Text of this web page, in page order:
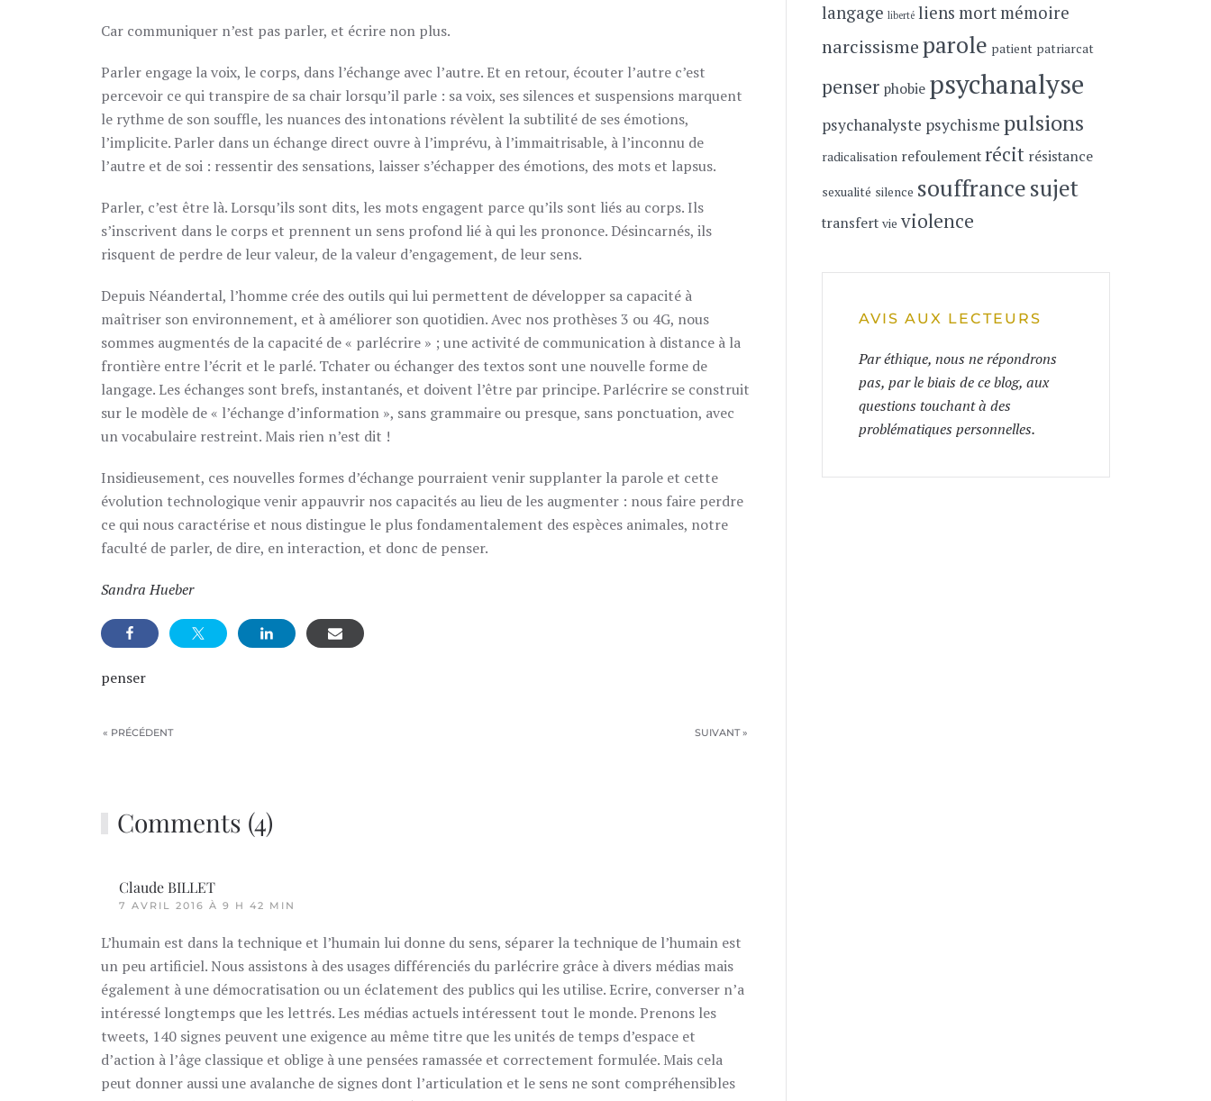
Car communiquer n’est pas parler, et écrire non plus.
Parler engage la voix, le corps, dans l’échange avec l’autre. Et en retour, écouter l’autre c’est
percevoir ce qui transpire de sa chair lorsqu’il parle : sa voix, ses silences et suspensions marquent
le rythme de son souffle, les nuances des intonations révèlent la subtilité de ses émotions,
l’implicite. Parler dans un échange direct ouvre à l’imprévu, à l’immaitrisable, à l’inconnu de
l’autre et de soi : ressentir des sensations, laisser s’échapper des émotions, des mots et lapsus.
Parler, c’est être là. Lorsqu’ils sont dits, les mots engagent parce qu’ils sont liés au corps. Ils
s’inscrivent dans le corps et prennent un sens profond lié à qui les prononce. Désincarnés, ils
risquent de perdre de leur valeur, de la valeur d’engagement, de leur sens.
Depuis Néandertal, l’homme crée des outils qui lui permettent de développer sa capacité à
maîtriser son environnement, et à améliorer son quotidien. Avec nos prothèses 3 ou 4G, nous
sommes augmentés de la capacité de « parlécrire » ; une activité de communication à distance à la
frontière entre l’écrit et le parlé. Tchater ou échanger des textos sont une nouvelle forme de
langage. Les échanges sont brefs, instantanés, et doivent l’être par principe. Parlécrire se construit
sur le modèle de « l’échange d’information », sans grammaire ou presque, sans ponctuation, avec
un vocabulaire restreint. Mais rien n’est dit !
Insidieusement, ces nouvelles formes d’échange pourraient venir supplanter la parole et cette
évolution technologique venir appauvrir nos capacités au lieu de les augmenter : nous faire perdre
ce qui nous caractérise et nous distingue le plus fondamentalement des espèces animales, notre
faculté de parler, de dire, en interaction, et donc de penser.
Sandra Hueber
penser
« PRÉCÉDENT SUIVANT »
Comments (4)
Claude BILLET
7 AVRIL 2016 À 9 H 42 MIN
L’humain est dans la technique et l’humain lui donne du sens, séparer la technique de l’humain est
un peu artificiel. Nous assistons à des usages différenciés du parlécrire grâce à divers médias mais
également à une démocratisation ou un éclatement des publics qui les utilise. Ecrire, converser n’a
intéressé longtemps que les lettrés. Les médias actuels intéressent tout le monde. Prenons les
tweets, 140 signes peuvent une exigence au même titre que les unités de temps d’espace et
d’action à l’âge classique et oblige à une pensées ramassée et correctement formulée. Mais cela
peut donner aussi une avalanche de signes dont l’articulation et le sens ne sont compréhensibles
langage liberté liens mortmémoire
narcissismeparole patient patriarcat
penser phobie psychanalyse
psychanalyste psychisme pulsions
radicalisation refoulementrécit résistance
sexualité silence souffrancesujet
transfert vie violence
AVIS AUX LECTEURS
Par éthique, nous ne répondrons
pas, par le biais de ce blog, aux
questions touchant à des
problématiques personnelles.